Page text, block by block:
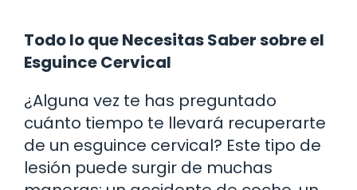
Todo lo que Necesitas Saber sobre el
Esguince Cervical
¿Alguna vez te has preguntado
cuánto tiempo te llevará recuperarte
de un esguince cervical? Este tipo de
lesión puede surgir de muchas